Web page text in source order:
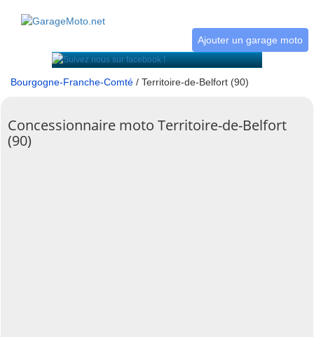
Ajouter un garage moto
Bourgogne-Franche-Comté / Territoire-de-Belfort (90)
Concessionnaire moto Territoire-de-Belfort
(90)